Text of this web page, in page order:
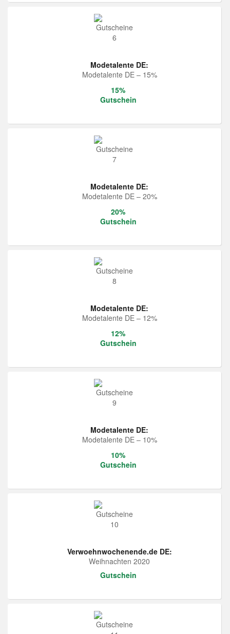
Modetalente DE:
Modetalente DE – 15%
15%
Gutschein
Modetalente DE:
Modetalente DE – 20%
20%
Gutschein
Modetalente DE:
Modetalente DE – 12%
12%
Gutschein
Modetalente DE:
Modetalente DE – 10%
10%
Gutschein
Verwoehnwochenende.de DE:
Weihnachten 2020
Gutschein